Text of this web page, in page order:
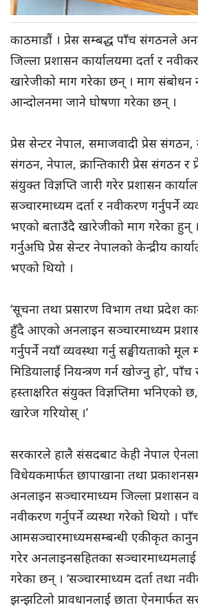
काठमाडौं । प्रेस सम्बद्ध पाँच संगठनले
जिल्ला प्रशासन कार्यालयमा दर्ता र
खारेजीको माग गरेका छन् । माग संबोधन
आन्दोलनमा जाने घोषणा गरेका छन् ।
प्रेस सेन्टर नेपाल, समाजवादी प्रेस
संगठन, नेपाल, क्रान्तिकारी प्रेस संगठन
संयुक्त विज्ञप्ति जारी गरेर प्रशासन
सञ्चारमाध्यम दर्ता र नवीकरण गर्नुपर्ने
भएको बताउँदै खारेजीको माग गरेका हुन्
गर्नुअघि प्रेस सेन्टर नेपालको केन्द्रीय
भएको थियो ।
‘सूचना तथा प्रसारण विभाग तथा प्रदेश
हुँदै आएको अनलाइन सञ्चारमाध्यम
गर्नुपर्ने नयाँ व्यवस्था गर्नु सङ्घीयताको मूल
मिडियालाई नियन्त्रण गर्न खोज्नु हो’,
हस्ताक्षरित संयुक्त विज्ञप्तिमा भनिएको
खारेज गरियोस् ।’
सरकारले हालै संसदबाट केही नेपाल
विधेयकमार्फत छापाखाना तथा
अनलाइन सञ्चारमाध्यम जिल्ला प्रशासन
नवीकरण गर्नुपर्ने व्यस्था गरेको थियो ।
आमसञ्चारमाध्यमसम्बन्धी एकीकृत कानुन
गरेर अनलाइनसहितका सञ्चारमाध्यमलाई
गरेका छन् । ‘सञ्चारमाध्यम दर्ता तथा
झन्झटिलो प्रावधानलाई छाता ऐनमार्फत